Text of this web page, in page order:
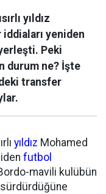
yıldız
yeniden
Peki
durum ne? İşte
transfer
yıldız Mohamed
futbol
mavili kulübün